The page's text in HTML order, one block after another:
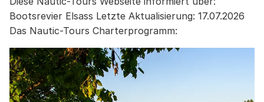
Bootsrevier Elsass Letzte Aktualisierung: 17.07.2026
Das Nautic-Tours Charterprogramm: